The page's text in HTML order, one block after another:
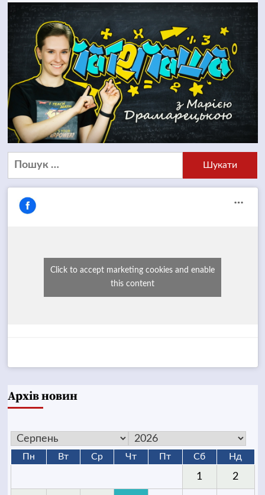
Пошук:
Click to accept marketing cookies and enable
this content
Архів новин
Пн Вт Ср Чт Пт Сб Нд
1 2